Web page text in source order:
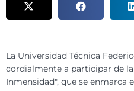
La Universidad Técnica
cordialmente a participar de
Inmensidad", que se enmarca